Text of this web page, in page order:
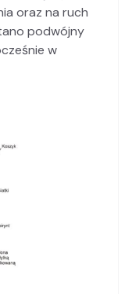
oraz na ruch
podwójny
w